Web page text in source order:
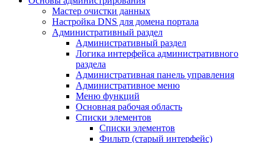
Мастер очистки данных
Настройка DNS для домена портала
Административный раздел
Административный раздел
Логика интерфейса административного
раздела
Административная панель управления
Административное меню
Меню функций
Основная рабочая область
Списки элементов
Списки элементов
Фильтр (старый интерфейс)